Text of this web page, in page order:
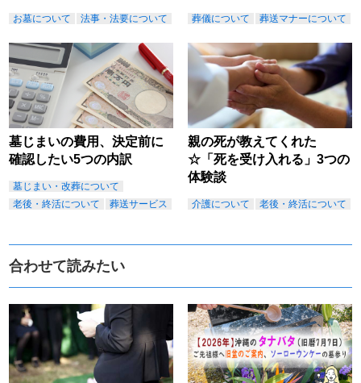
お墓について 法事・法要について 葬儀について 葬送マナーについて
墓じまいの費用、決定前に
確認したい5つの内訳
墓じまい・改葬について
老後・終活について
葬送サービス
親の死が教えてくれた
☆「死を受け入れる」3つの
体験談
介護について 老後・終活について
合わせて読みたい